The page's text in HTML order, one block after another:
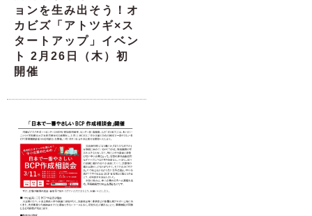
ョンを生み出そう！オ
カビズ「アトツギ×ス
タートアップ」イベン
ト 2月26日（木）初
開催